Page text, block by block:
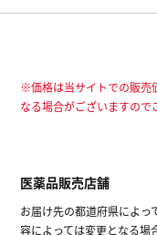
※価格は当サイトでの販売
なる場合がございますので
医薬品販売店舗
お届け先の都道府県によっ
容によっては変更となる場